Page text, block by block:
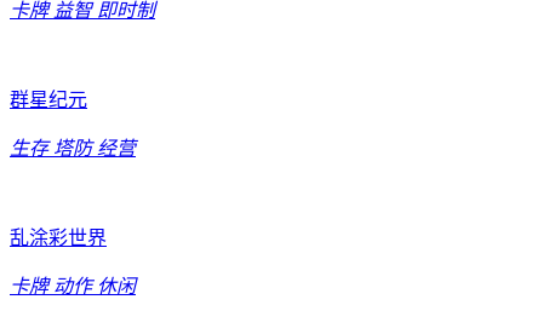
卡牌 益智 即时制
群星纪元
生存 塔防 经营
乱涂彩世界
卡牌 动作 休闲